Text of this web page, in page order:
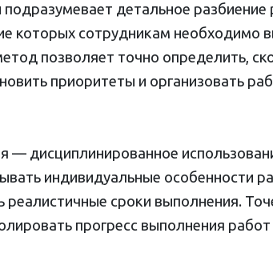
детальное разбиение
которых сотрудникам необходимо
позволяет точно определить,
приоритеты и организовать
— дисциплинированное
индивидуальные особенности
реалистичные сроки выполнения.
прогресс выполнения